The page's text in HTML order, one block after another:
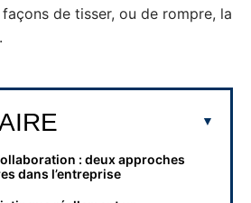
de tisser, ou de rompre, la
: deux approches
dans l’entreprise